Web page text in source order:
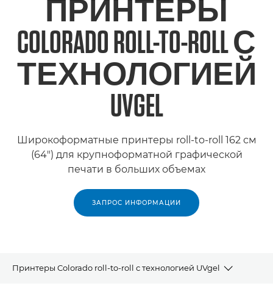
ПРИНТЕРЫ
COLORADO ROLL-TO-ROLL С
ТЕХНОЛОГИЕЙ
UVGEL
Широкоформатные принтеры roll-to-roll 162 см
(64") для крупноформатной графической
печати в больших объемах
ЗАПРОС ИНФОРМАЦИИ
Принтеры Colorado roll-to-roll с технологией UVgel